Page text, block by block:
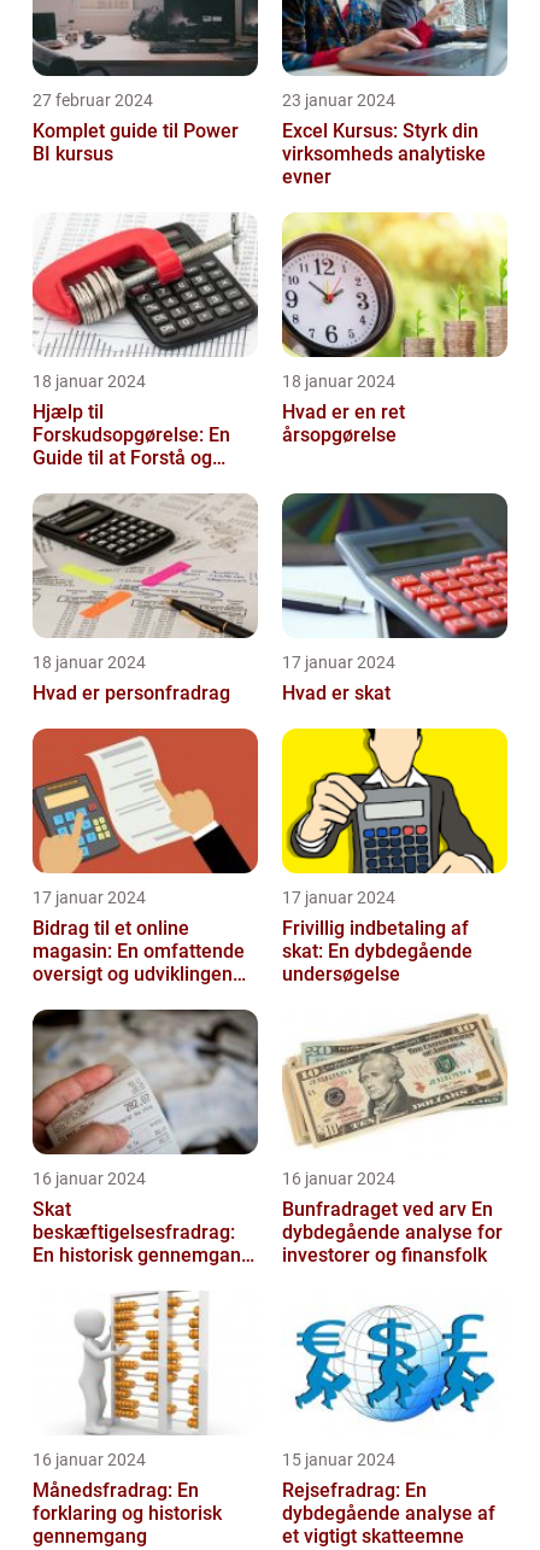
27 februar 2024
Komplet guide til Power
BI kursus
23 januar 2024
Excel Kursus: Styrk din
virksomheds analytiske
evner
18 januar 2024
Hjælp til
Forskudsopgørelse: En
Guide til at Forstå og
18 januar 2024
Hvad er en ret
årsopgørelse
18 januar 2024
Hvad er personfradrag
17 januar 2024
Hvad er skat
17 januar 2024
Bidrag til et online
magasin: En omfattende
oversigt og udviklingen
17 januar 2024
Frivillig indbetaling af
skat: En dybdegående
undersøgelse
16 januar 2024
Skat
beskæftigelsesfradrag:
En historisk gennemgang
skattefritagelsesprogram
for inves...
16 januar 2024
Bunfradraget ved arv En
dybdegående analyse for
investorer og finansfolk
16 januar 2024
Månedsfradrag: En
forklaring og historisk
gennemgang
15 januar 2024
Rejsefradrag: En
dybdegående analyse af
et vigtigt skatteemne